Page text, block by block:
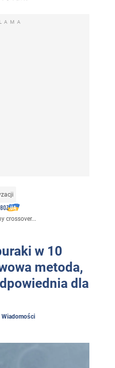
crossover...
w 10
metoda,
dla
Wiadomości